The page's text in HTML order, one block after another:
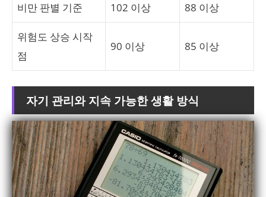
비만 판별 기준 102 이상 88 이상
위험도 상승 시작
점
90 이상 85 이상
자기 관리와 지속 가능한 생활 방식